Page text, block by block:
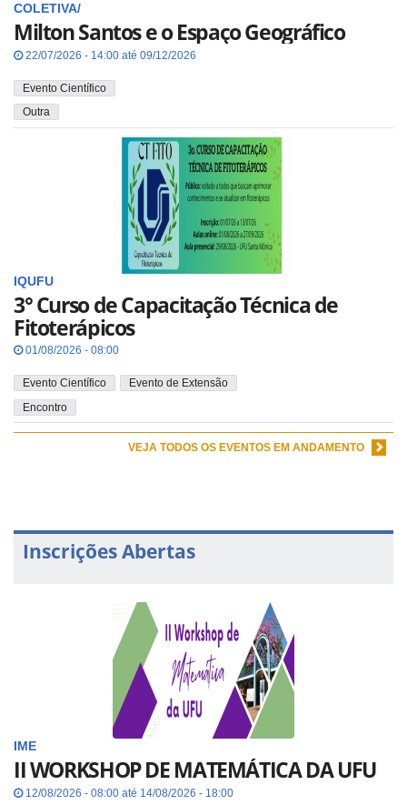
COLETIVA/
Milton Santos e o Espaço Geográfico
22/07/2026 - 14:00 até 09/12/2026
Evento Científico
Outra
IQUFU
3° Curso de Capacitação Técnica de
Fitoterápicos
01/08/2026 - 08:00
Evento Científico
Evento de Extensão
Encontro
VEJA TODOS OS EVENTOS EM ANDAMENTO
Inscrições Abertas
IME
II WORKSHOP DE MATEMÁTICA DA UFU
12/08/2026 - 08:00 até 14/08/2026 - 18:00